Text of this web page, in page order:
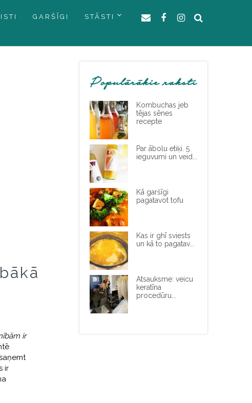
GARŠĪGI STĀSTI
ir
ir
Populārākie raksti
Kombuchas jeb
tējas sēnes
recepte
Par ābolu etiķi. 5
ieguvumi un veid...
Kā garšīgi
pagatavot tofu
Kas ir ghī sviests
un kā to pagatav...
Atsauksme: veicu
keratīna
procedūru...